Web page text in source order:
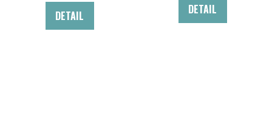
DETAIL DETAIL